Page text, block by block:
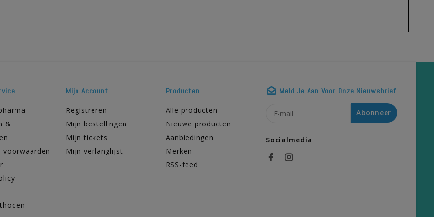
&
voorwaarden
Mijn Account
Registreren
Mijn bestellingen
Mijn tickets
Mijn verlanglijst
Producten
Alle producten
Nieuwe producten
Aanbiedingen
Merken
RSS-feed
Meld Je Aan Voor Onze Nieuwsbrief
Abonneer
Socialmedia